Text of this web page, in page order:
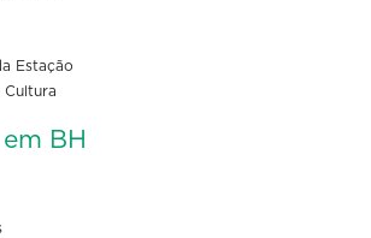
Estação
Cultura
BH